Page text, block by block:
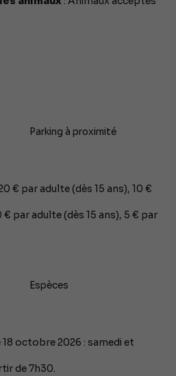
Parking à proximité
€ par adulte (dès 15 ans), 10 €
par adulte (dès 15 ans), 5 € par
Espèces
18 octobre 2026 : samedi et
de 7h30.